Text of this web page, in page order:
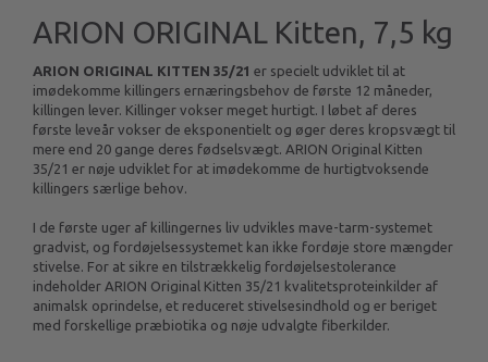
ARION ORIGINAL Kitten, 7,5 kg
ARION ORIGINAL KITTEN 35/21 er specielt udviklet til at
imødekomme killingers ernæringsbehov de første 12 måneder,
killingen lever. Killinger vokser meget hurtigt. I løbet af deres
første leveår vokser de eksponentielt og øger deres kropsvægt til
mere end 20 gange deres fødselsvægt. ARION Original Kitten
35/21 er nøje udviklet for at imødekomme de hurtigtvoksende
killingers særlige behov.
I de første uger af killingernes liv udvikles mave-tarm-systemet
gradvist, og fordøjelsessystemet kan ikke fordøje store mængder
stivelse. For at sikre en tilstrækkelig fordøjelsestolerance
indeholder ARION Original Kitten 35/21 kvalitetsproteinkilder af
animalsk oprindelse, et reduceret stivelsesindhold og er beriget
med forskellige præbiotika og nøje udvalgte fiberkilder.